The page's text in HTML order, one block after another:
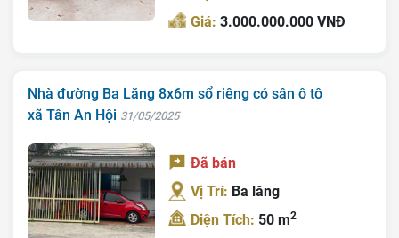
Tin Tức Giá:3.000.000.000 VNĐ
Nhà đường Ba Lăng 8x6m sổ riêng có sân ô tô
xã Tân An Hội 31/05/2025
Đã bán
Vị Trí: Ba lăng
Diện Tích: 50 m2